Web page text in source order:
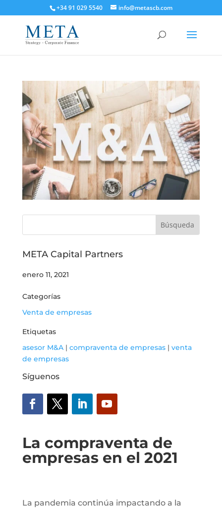
+34 91 029 5540 info@metascb.com
META Capital Partners
enero 11, 2021
Categorías
Venta de empresas
Etiquetas
asesor M&A| compraventa de empresas| venta
de empresas
Síguenos
La compraventa de
empresas en el 2021
La pandemia continúa impactando a la